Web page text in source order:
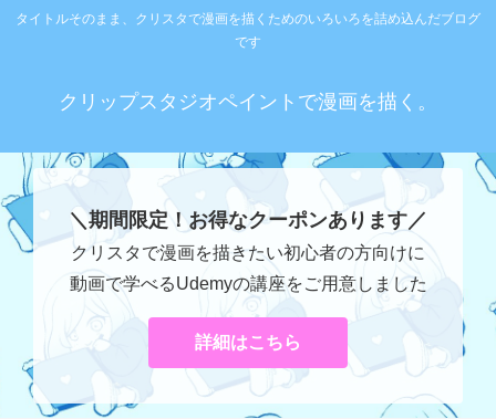
タイトルそのまま、クリスタで漫画を描くためのいろいろを詰め込んだブログ
です
クリップスタジオペイントで漫画を描く。
＼期間限定！お得なクーポンあります／
クリスタで漫画を描きたい初心者の方向けに
動画で学べるUdemyの講座をご用意しました
詳細はこちら